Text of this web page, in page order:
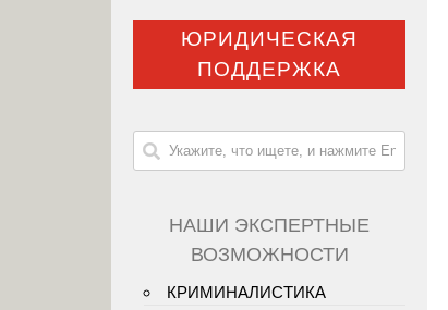
ЮРИДИЧЕСКАЯ
ПОДДЕРЖКА
НАШИ ЭКСПЕРТНЫЕ
ВОЗМОЖНОСТИ
КРИМИНАЛИСТИКА